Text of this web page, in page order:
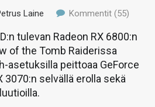
Laine Kommentit (55)
tulevan Radeon RX 6800:n
of the Tomb Raiderissa
asetuksilla peittoaa GeForce
3070:n selvällä erolla sekä